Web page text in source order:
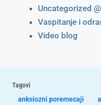
Uncategorized
Vaspitanje i
Video blog
Tagovi
anksiozni poremecaji